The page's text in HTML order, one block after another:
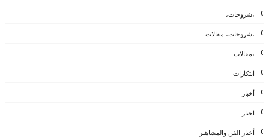
،شروحات،
،شروحات، مقالات
،مقالات
ابتكارات
أخبار
اخبار
أخبار الفن والمشاهير